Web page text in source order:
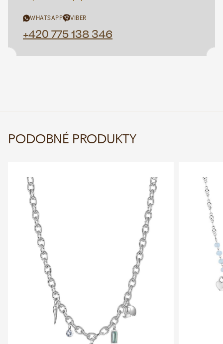
WHATSAPP VIBER
+420 775 138 346
PODOBNÉ PRODUKTY